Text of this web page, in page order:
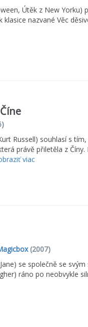
Útěk z New Yorku)
nazvané Věc
Russell) souhlasí s
právě přiletěla z
viac
(2007)
se společně se
ráno po neobvykle